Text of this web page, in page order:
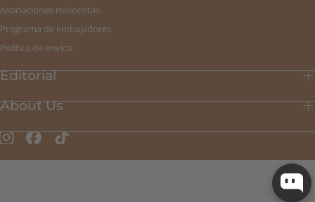
Asociaciones minoristas
Programa de embajadores
Politica de envios
Editorial
About Us